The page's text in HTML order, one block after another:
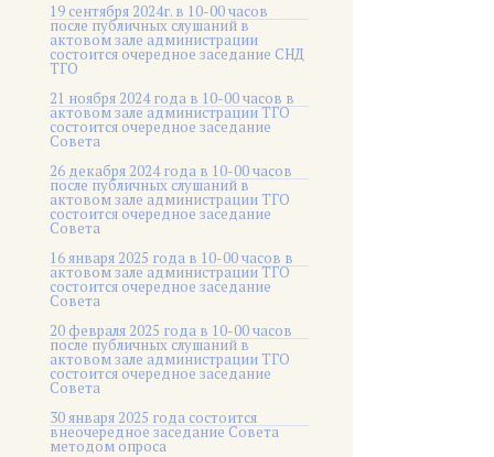
19 сентября 2024г. в 10-00 часов
после публичных слушаний в
актовом зале администрации
состоится очередное заседание СНД
ТГО
21 ноября 2024 года в 10-00 часов в
актовом зале администрации ТГО
состоится очередное заседание
Совета
26 декабря 2024 года в 10-00 часов
после публичных слушаний в
актовом зале администрации ТГО
состоится очередное заседание
Совета
16 января 2025 года в 10-00 часов в
актовом зале администрации ТГО
состоится очередное заседание
Совета
20 февраля 2025 года в 10-00 часов
после публичных слушаний в
актовом зале администрации ТГО
состоится очередное заседание
Совета
30 января 2025 года состоится
внеочередное заседание Совета
методом опроса